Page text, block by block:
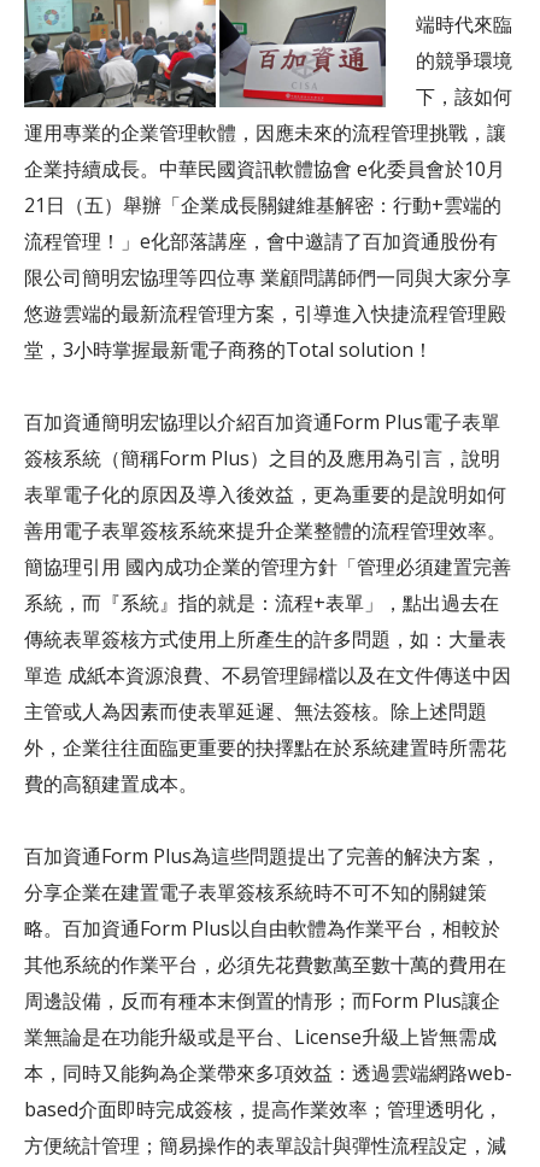
端時代來臨
的競爭環境
下，該如何
運用專業的企業管理軟體，因應未來的流程管理挑戰，讓
企業持續成長。中華民國資訊軟體協會 e化委員會於10月
21日（五）舉辦「企業成長關鍵維基解密：行動+雲端的
流程管理！」e化部落講座，會中邀請了百加資通股份有
限公司簡明宏協理等四位專 業顧問講師們一同與大家分享
悠遊雲端的最新流程管理方案，引導進入快捷流程管理殿
堂，3小時掌握最新電子商務的Total solution！
百加資通簡明宏協理以介紹百加資通Form Plus電子表單
簽核系統（簡稱Form Plus）之目的及應用為引言，說明
表單電子化的原因及導入後效益，更為重要的是說明如何
善用電子表單簽核系統來提升企業整體的流程管理效率。
簡協理引用 國內成功企業的管理方針「管理必須建置完善
系統，而『系統』指的就是：流程+表單」，點出過去在
傳統表單簽核方式使用上所產生的許多問題，如：大量表
單造 成紙本資源浪費、不易管理歸檔以及在文件傳送中因
主管或人為因素而使表單延遲、無法簽核。除上述問題
外，企業往往面臨更重要的抉擇點在於系統建置時所需花
費的高額建置成本。
百加資通Form Plus為這些問題提出了完善的解決方案，
分享企業在建置電子表單簽核系統時不可不知的關鍵策
略。百加資通Form Plus以自由軟體為作業平台，相較於
其他系統的作業平台，必須先花費數萬至數十萬的費用在
周邊設備，反而有種本末倒置的情形；而Form Plus讓企
業無論是在功能升級或是平台、License升級上皆無需成
本，同時又能夠為企業帶來多項效益：透過雲端網路web-
based介面即時完成簽核，提高作業效率；管理透明化，
方便統計管理；簡易操作的表單設計與彈性流程設定，減